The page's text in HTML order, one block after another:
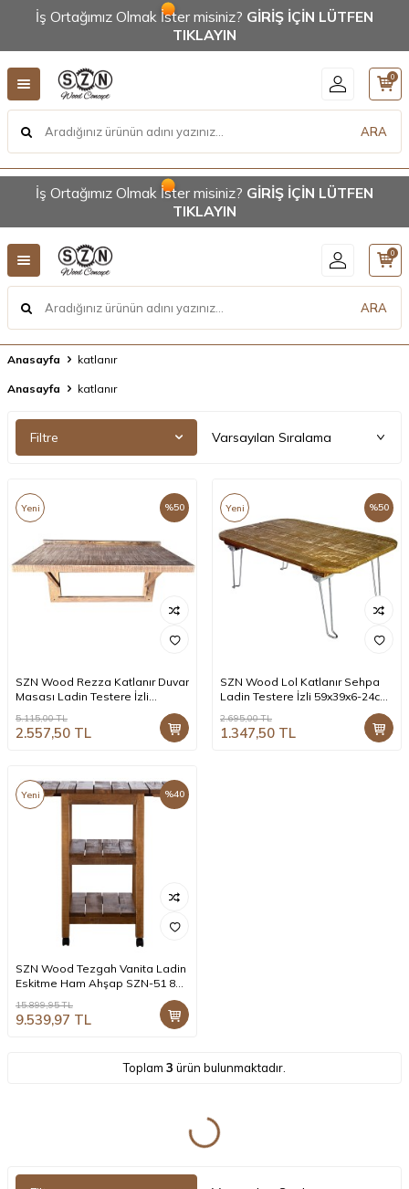
İş Ortağımız Olmak İster misiniz? GİRİŞ İÇİN LÜTFEN
TIKLAYIN
ARA
0
İş Ortağımız Olmak İster misiniz? GİRİŞ İÇİN LÜTFEN
TIKLAYIN
ARA
0
Anasayfa katlanır
Anasayfa katlanır
Filtre
%50
Yeni
SZN Wood Rezza Katlanır Duvar
Masası Ladin Testere İzli
5.115,00TL
2.557,50 TL
%50
Yeni
SZN Wood Lol Katlanır Sehpa
Ladin Testere İzli 59x39x6-24cm
2.695,00TL
1.347,50 TL
%40
Yeni
SZN Wood Tezgah Vanita Ladin
Eskitme Ham Ahşap SZN-51 83
x 40 x 82 cm Katlanır-Tekerlekli
15.899,95TL
9.539,97 TL
Toplam 3 ürün bulunmaktadır.